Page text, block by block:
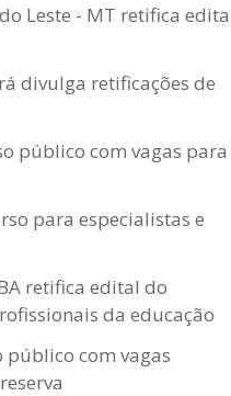
Leste - MT retifica
divulga retificações de
público com vagas para
para especialistas e
retifica edital do
da educação
público com vagas